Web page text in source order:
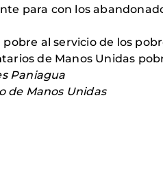
para con los
pobre al servicio de los
de Manos Unidas
Paniagua
de Manos Unidas